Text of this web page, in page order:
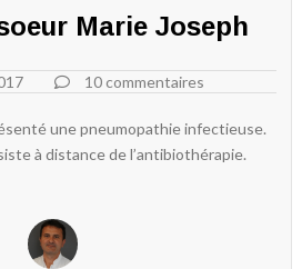
Marie Joseph
10 commentaires
une pneumopathie infectieuse.
à distance de l’antibiothérapie.